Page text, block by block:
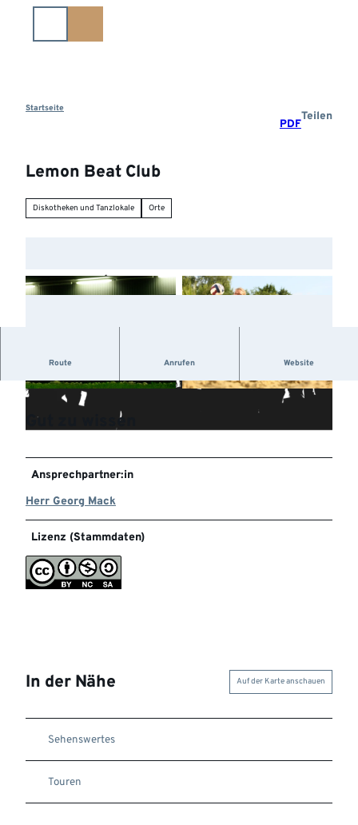
Startseite
PDF
Teilen
Lemon Beat Club
Diskotheken und Tanzlokale Orte
CC-BY-NC-SA
Route Anrufen Website
You´re the Club
Gut zu wissen
Ansprechpartner:in
Herr Georg Mack
Lizenz (Stammdaten)
In der Nähe Auf der Karte anschauen
Sehenswertes
Touren